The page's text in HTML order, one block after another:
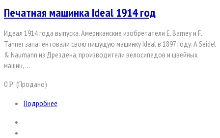
Печатная машинка Ideal 1914 год
Идеал 1914 года выпуска. Американские изобретатели E. Barney и F.
Tanner запатентовали свою пишущую машинку Ideal в 1897 году. А Seidel
& Naumann из Дрездена, производители велосипедов и швейных
машин, …
0Р (Продано)
Подробнее